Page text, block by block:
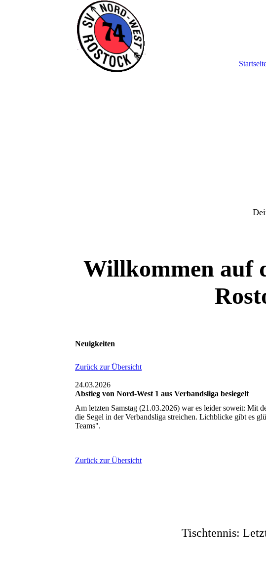
Willkommen auf
Neuigkeiten
Zurück zur Übersicht
24.03.2026
Abstieg von Nord-West 1 aus Verbandsliga besiegelt
Am letzten Samstag (21.03.2026) war es leider soweit: Mit
die Segel in der Verbandsliga streichen. Lichblicke gibt es
Teams".
Zurück zur Übersicht
Tischtennis: